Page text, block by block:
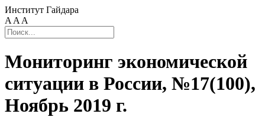
Институт Гайдара
A A A
Мониторинг экономической
ситуации в России, №17(100),
Ноябрь 2019 г.